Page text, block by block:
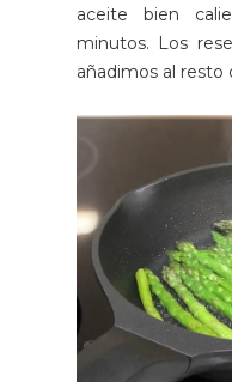
aceite bien
minutos. Los
añadimos al resto